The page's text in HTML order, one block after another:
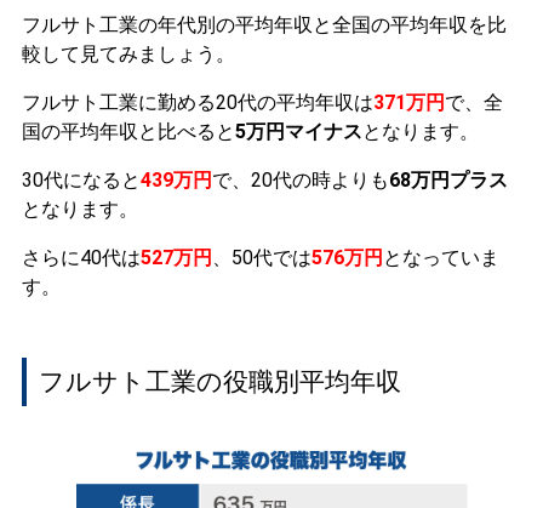
フルサト工業の年代別の平均年収と全国の平均年収を比
較して見てみましょう。
フルサト工業に勤める20代の平均年収は371万円 で、全
国の平均年収と比べると5万円マイナスとなります。
30代になると439万円 で、20代の時よりも68万円プラス
となります。
さらに40代は527万円 、50代では576万円 となっていま
す。
フルサト工業の役職別平均年収